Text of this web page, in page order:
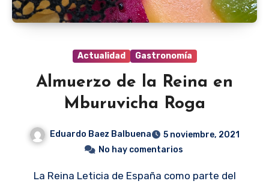
Actualidad Gastronomía
Almuerzo de la Reina en
Mburuvicha Roga
Eduardo Baez Balbuena
5 noviembre, 2021
No hay comentarios
La Reina Leticia de España como parte del